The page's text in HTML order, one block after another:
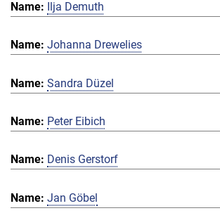
Ilja Demuth
Johanna Drewelies
Sandra Düzel
Peter Eibich
Denis Gerstorf
Jan Göbel